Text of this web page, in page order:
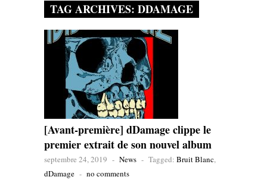
TAG ARCHIVES: DDAMAGE
[Avant-première] dDamage clippe le
premier extrait de son nouvel album
septembre 24, 2019 - News - Tagged: Bruit Blanc,
dDamage - no comments